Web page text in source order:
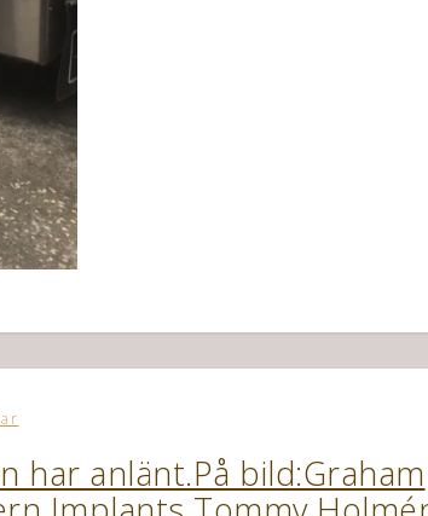
har anlänt.På bild:Graham